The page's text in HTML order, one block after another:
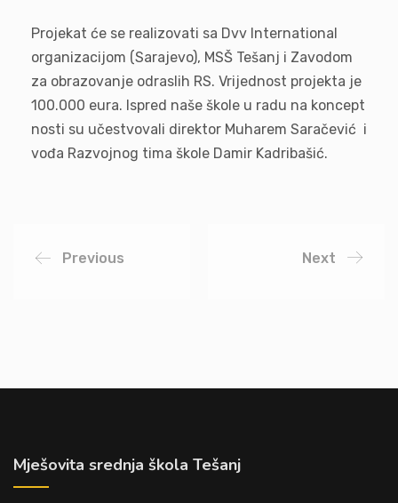
Projekat će se realizovati sa Dvv International
organizacijom (Sarajevo), MSŠ Tešanj i Zavodom
za obrazovanje odraslih RS. Vrijednost projekta je
100.000 eura. Ispred naše škole u radu na koncept
nosti su učestvovali direktor Muharem Saračević i
vođa Razvojnog tima škole Damir Kadribašić.
Previous Next
Mješovita srednja škola Tešanj